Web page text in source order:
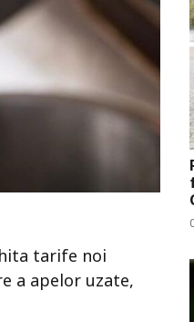
tarife noi
a apelor uzate,